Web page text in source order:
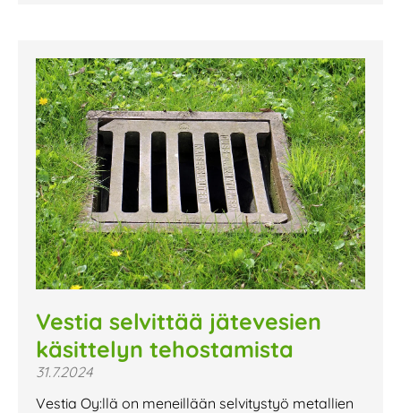
Vestia selvittää jätevesien
käsittelyn tehostamista
31.7.2024
Vestia Oy:llä on meneillään selvitystyö metallien